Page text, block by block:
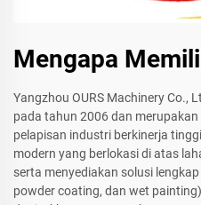
Mengapa
Yangzhou OURS Machinery Co.,
pada tahun 2006 dan
pelapisan industri berkinerja
modern yang berlokasi di atas
serta menyediakan solusi
powder coating, dan wet